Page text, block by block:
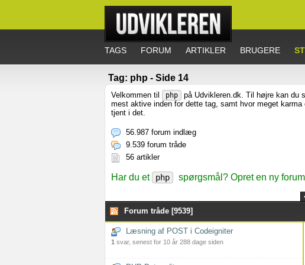
TAGS FORUM ARTIKLER BRUGERE
Tag: php - Side 14
Velkommen til php
på Udvikleren.dk. Til højre kan du
mest aktive inden for dette tag, samt hvor meget karma
tjent i det.
56.987 forum indlæg
9.539 forum tråde
56 artikler
Har du et php spørgsmål? Opret en ny
Forum tråde [9539]
Læsning af POST i Codeigniter
1 svar, senest for 10 år 288 dage siden